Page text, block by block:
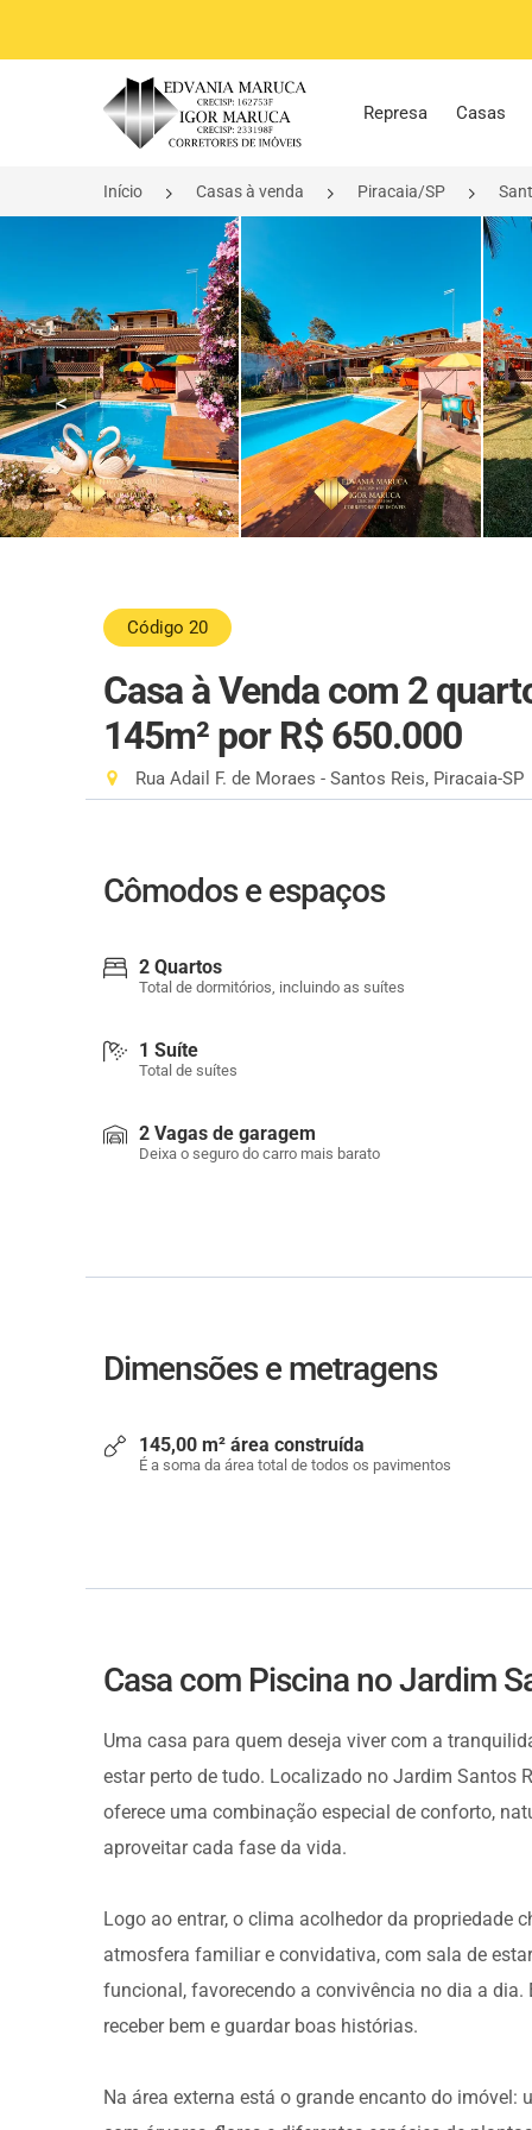
Página inicial
Represa Casas
Início Casas à venda Piracaia/SP
<
Código 20
Casa à Venda com 2
145m² por R$ 650.000
Rua Adail F. de Moraes - Santos Reis, Piracaia-SP
Cômodos e espaços
2 Quartos
Total de dormitórios, incluindo as suítes
1 Suíte
Total de suítes
2 Vagas de garagem
Deixa o seguro do carro mais barato
Dimensões e metragens
145,00 m² área construída
É a soma da área total de todos os pavimentos
Casa com Piscina no Jardim
Uma casa para quem deseja viver com a
estar perto de tudo. Localizado no Jardim Santos
oferece uma combinação especial de conforto,
aproveitar cada fase da vida.
Logo ao entrar, o clima acolhedor da propriedade
atmosfera familiar e convidativa, com sala de
funcional, favorecendo a convivência no dia a
receber bem e guardar boas histórias.
Na área externa está o grande encanto do